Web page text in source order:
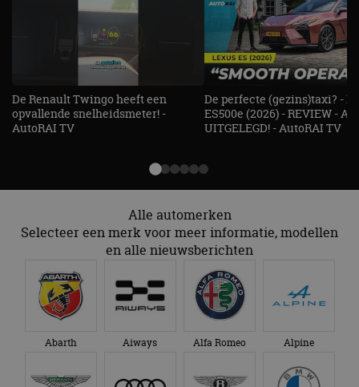
De Renault Twingo heeft een
opvallende snelheidsmeter! -
AutoRAI TV
De perfecte (gezins)taxi? -
ES500e (2026) - REVIEW -
UITGELEGD! - AutoRAI TV
Alle automerken
Selecteer een merk voor meer informatie, modellen
en alle nieuwsberichten
Abarth Aiways Alfa Romeo Alpine
Strikt noodzakelijke cookies maken de
kernfunctionaliteiten van de website mogelijk, zoals
gebruikersaanmelding en accountbeheer. De
website kan niet goed worden gebruikt zonder de
strikt noodzakelijke cookies.
Naam
Aanbieder/
Domein
cf_clearance
Cloudflare,
1 jaar
Deze
gebruikt
CookieScript
Cookie-
bezoekers
Google Privacy Policy